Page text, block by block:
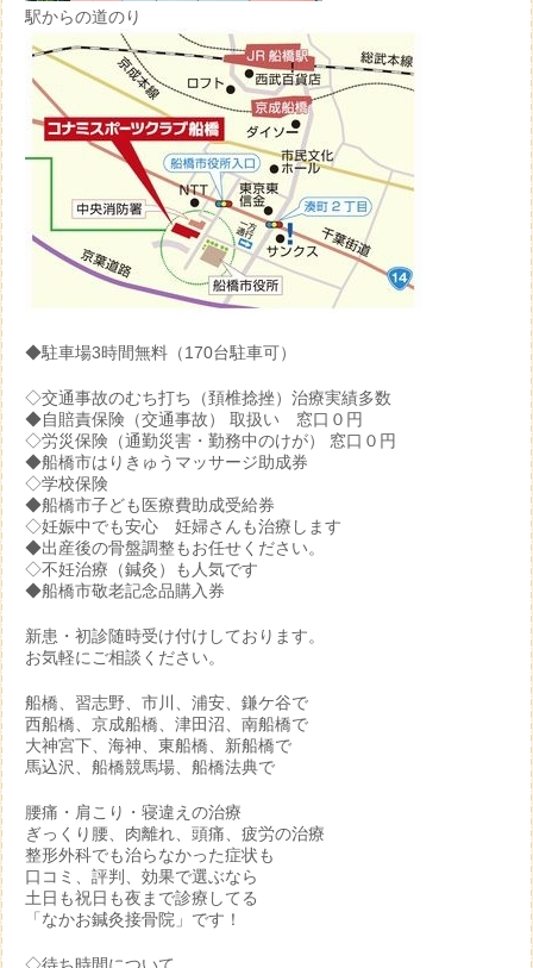
駅からの道のり
◆駐車場3時間無料（170台駐車可）
◇交通事故のむち打ち（頚椎捻挫）治療実績多数
◆自賠責保険（交通事故） 取扱い 窓口０円
◇労災保険（通勤災害・勤務中のけが） 窓口０円
◆船橋市はりきゅうマッサージ助成券
◇学校保険
◆船橋市子ども医療費助成受給券
◇妊娠中でも安心 妊婦さんも治療します
◆出産後の骨盤調整もお任せください。
◇不妊治療（鍼灸）も人気です
◆船橋市敬老記念品購入券
新患・初診随時受け付けしております。
お気軽にご相談ください。
船橋、習志野、市川、浦安、鎌ケ谷で
西船橋、京成船橋、津田沼、南船橋で
大神宮下、海神、東船橋、新船橋で
馬込沢、船橋競馬場、船橋法典で
腰痛・肩こり・寝違えの治療
ぎっくり腰、肉離れ、頭痛、疲労の治療
整形外科でも治らなかった症状も
口コミ、評判、効果で選ぶなら
土日も祝日も夜まで診療してる
「なかお鍼灸接骨院」です！